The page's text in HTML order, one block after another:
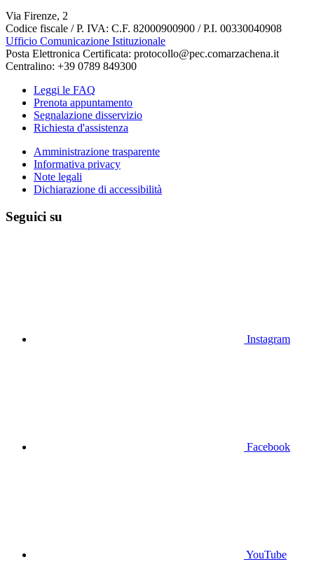
Via Firenze, 2
Codice fiscale / P. IVA: C.F. 82000900900 / P.I. 00330040908
Ufficio Comunicazione Istituzionale
Posta Elettronica Certificata: protocollo@pec.comarzachena.it
Centralino: +39 0789 849300
Leggi le FAQ
Prenota appuntamento
Segnalazione disservizio
Richiesta d'assistenza
Amministrazione trasparente
Informativa privacy
Note legali
Dichiarazione di accessibilità
Seguici su
Instagram
Facebook
YouTube